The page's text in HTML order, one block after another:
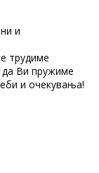
и
трудиме
Ви пружиме
и очекувања!